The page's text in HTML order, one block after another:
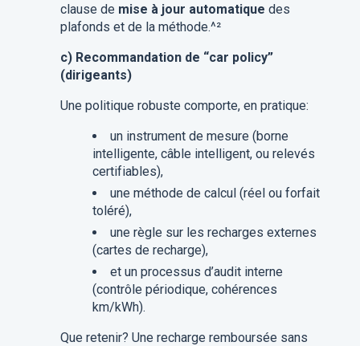
clause de mise à jour automatique des
plafonds et de la méthode.^²
c) Recommandation de “car policy”
(dirigeants)
Une politique robuste comporte, en pratique:
un instrument de mesure (borne
intelligente, câble intelligent, ou relevés
certifiables),
une méthode de calcul (réel ou forfait
toléré),
une règle sur les recharges externes
(cartes de recharge),
et un processus d’audit interne
(contrôle périodique, cohérences
km/kWh).
Que retenir? Une recharge remboursée sans